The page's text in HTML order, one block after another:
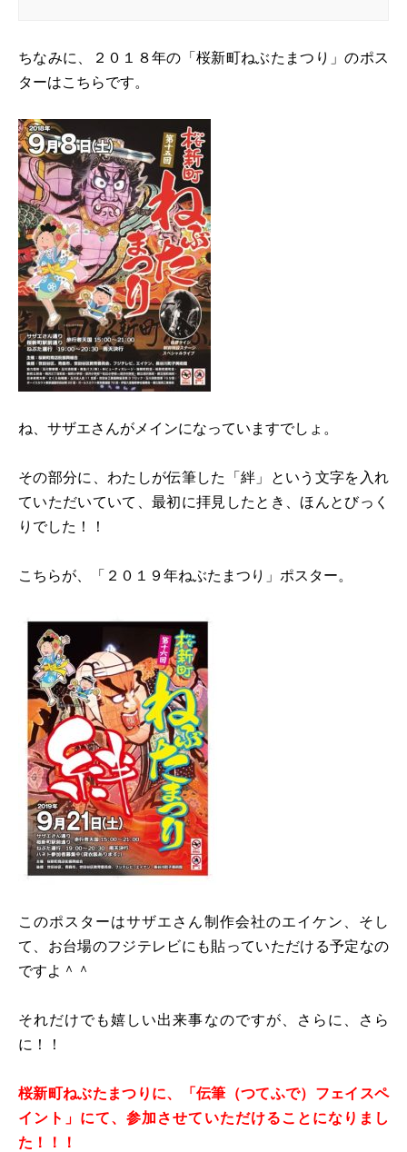
ちなみに、２０１８年の「桜新町ねぶたまつり」のポス
ターはこちらです。
ね、サザエさんがメインになっていますでしょ。
その部分に、わたしが伝筆した「絆」という文字を入れ
ていただいていて、最初に拝見したとき、ほんとびっく
りでした！！
こちらが、「２０１９年ねぶたまつり」ポスター。
このポスターはサザエさん制作会社のエイケン、そし
て、お台場のフジテレビにも貼っていただける予定なの
ですよ＾＾
それだけでも嬉しい出来事なのですが、さらに、さら
に！！
桜新町ねぶたまつりに、「伝筆（つてふで）フェイスペ
イント」にて、参加させていただけることになりまし
た！！！